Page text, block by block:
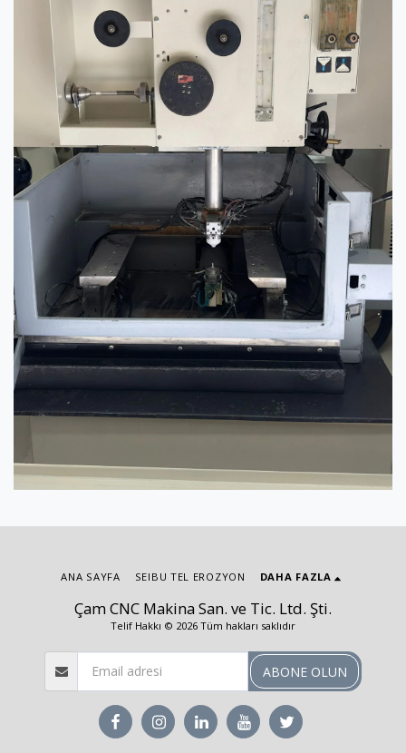
Çam CNC Makina San. ve Tic. Ltd. Şti.
Telif Hakkı © 2026 Tüm hakları saklıdır
ANA SAYFA SEIBU TEL EROZYON DAHA FAZLA
ABONE OLUN